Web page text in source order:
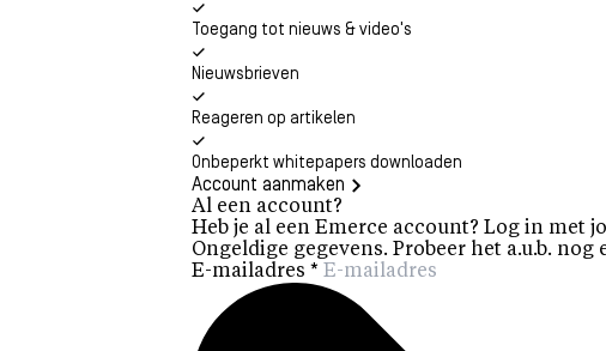
Toegang tot nieuws & video's
Nieuwsbrieven
Reageren op artikelen
Onbeperkt whitepapers downloaden
Account aanmaken
Al een account?
Heb je al een Emerce account? Log in met
Ongeldige gegevens. Probeer het a.u.b. nog
E-mailadres *